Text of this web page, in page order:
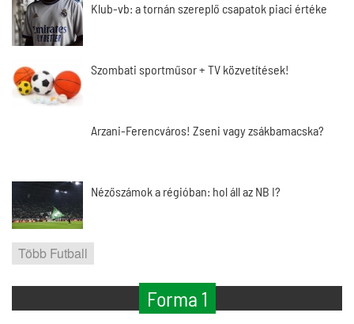
Klub-vb: a tornán szereplő csapatok piaci értéke
Szombati sportműsor + TV közvetítések!
Arzani-Ferencváros! Zseni vagy zsákbamacska?
Nézőszámok a régióban: hol áll az NB I?
Több Futball
Forma 1